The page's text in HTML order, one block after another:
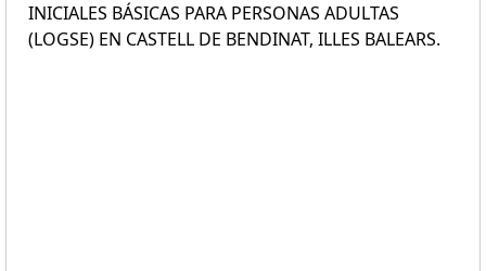
INICIALES BÁSICAS PARA PERSONAS ADULTAS
(LOGSE) EN CASTELL DE BENDINAT, ILLES BALEARS.